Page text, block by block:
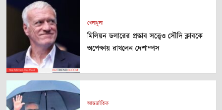
খেলাধুলা
মিলিয়ন ডলারের প্রস্তাব সত্ত্বেও সৌদি ক্লাবকে
অপেক্ষায় রাখলেন দেশাম্পস
আন্তর্জাতিক